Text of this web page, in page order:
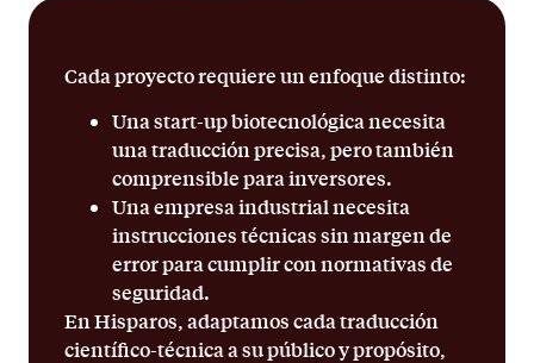
Cada proyecto requiere un enfoque distinto:
Una start-up biotecnológica necesita
una traducción precisa, pero también
comprensible para inversores.
Una empresa industrial necesita
instrucciones técnicas sin margen de
error para cumplir con normativas de
seguridad.
En Hisparos, adaptamos cada traducción
científico-técnica a su público y propósito,